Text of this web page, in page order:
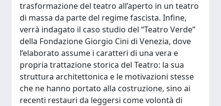
trasformazione del teatro all’aperto in un teatro
di massa da parte del regime fascista. Infine,
verrà indagato il caso studio del “Teatro Verde”
della Fondazione Giorgio Cini di Venezia, dove
l’elaborato assume i caratteri di una vera e
propria trattazione storica del Teatro: la sua
struttura architettonica e le motivazioni stesse
che ne hanno portato alla costruzione, sino ai
recenti restauri da leggersi come volontà di